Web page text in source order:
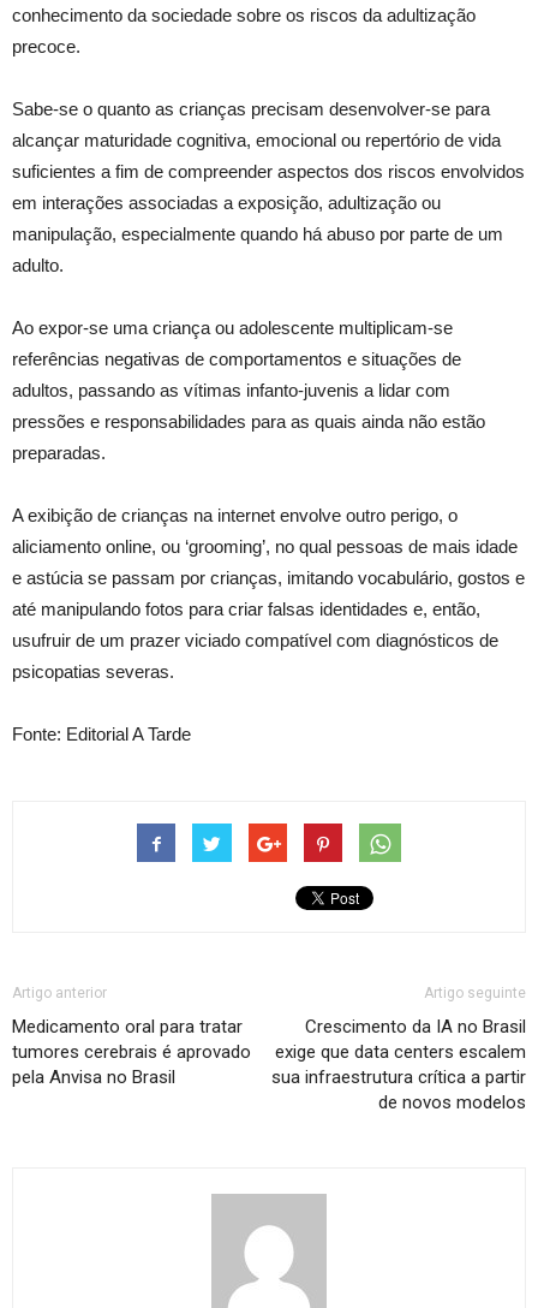
conhecimento da sociedade sobre os riscos da adultização
precoce.
Sabe-se o quanto as crianças precisam desenvolver-se para
alcançar maturidade cognitiva, emocional ou repertório de vida
suficientes a fim de compreender aspectos dos riscos envolvidos
em interações associadas a exposição, adultização ou
manipulação, especialmente quando há abuso por parte de um
adulto.
Ao expor-se uma criança ou adolescente multiplicam-se
referências negativas de comportamentos e situações de
adultos, passando as vítimas infanto-juvenis a lidar com
pressões e responsabilidades para as quais ainda não estão
preparadas.
A exibição de crianças na internet envolve outro perigo, o
aliciamento online, ou ‘grooming’, no qual pessoas de mais idade
e astúcia se passam por crianças, imitando vocabulário, gostos e
até manipulando fotos para criar falsas identidades e, então,
usufruir de um prazer viciado compatível com diagnósticos de
psicopatias severas.
Fonte: Editorial A Tarde
Artigo anterior
Medicamento oral para tratar
tumores cerebrais é aprovado
pela Anvisa no Brasil
Artigo seguinte
Crescimento da IA no Brasil
exige que data centers escalem
sua infraestrutura crítica a partir
de novos modelos